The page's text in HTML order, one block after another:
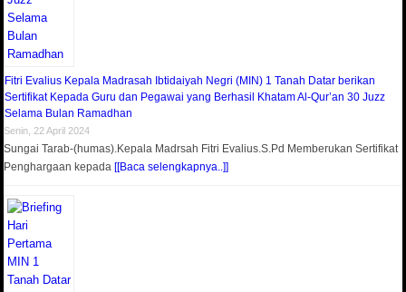
Fitri Evalius Kepala Madrasah Ibtidaiyah Negri (MIN) 1 Tanah Datar berikan
Sertifikat Kepada Guru dan Pegawai yang Berhasil Khatam Al-Qur’an 30 Juzz
Selama Bulan Ramadhan
Senin, 22 April 2024
Sungai Tarab-(humas).Kepala Madrsah Fitri Evalius.S.Pd Memberukan Sertifikat
Penghargaan kepada[[Baca selengkapnya..]]